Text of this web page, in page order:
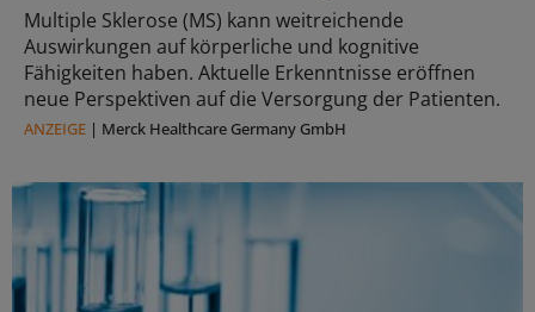
Multiple Sklerose (MS) kann weitreichende
Auswirkungen auf körperliche und kognitive
Fähigkeiten haben. Aktuelle Erkenntnisse eröffnen
neue Perspektiven auf die Versorgung der Patienten.
ANZEIGE | Merck Healthcare Germany GmbH